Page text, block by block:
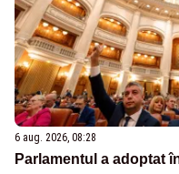
6 aug. 2026, 08:28
Parlamentul a adoptat